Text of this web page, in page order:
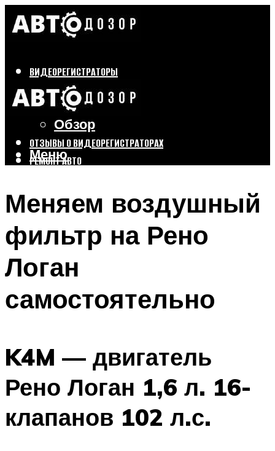
ВИДЕОРЕГИСТРАТОРЫ
Бренды
Выбор
Обзор
ОТЗЫВЫ О ВИДЕОРЕГИСТРАТОРАХ
РЕМОНТ АВТО
Меню
Меняем воздушный
фильтр на Рено
Логан
самостоятельно
K4M — двигатель
Рено Логан 1,6 л. 16-
клапанов 102 л.с.